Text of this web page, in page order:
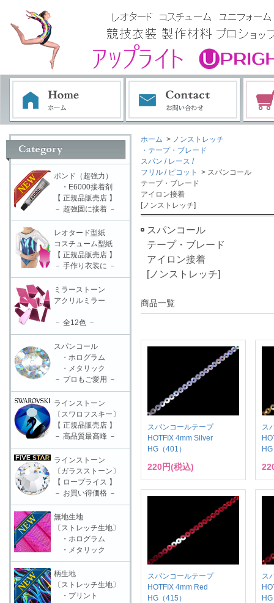
ホーム > ノンストレッチ
・テープ・ブレード
スパン / レース /
フリル / ピコット
> スパンコール
テープ・ブレード
アイロン接着
[ノンストレッチ]
スパンコール
テープ・ブレード
アイロン接着
[ノンストレッチ]
商品一覧
スパンコールテープ
HOTFIX 4mm Silver
HG（401）
220円(税込)
ス
スパンコールテープ
HOTFIX 4mm Red
HG（415）
ス
ボンド（超強力）
・E6000接着剤
【 正規品販売店 】
－ 超強固に接着 －
レオタード型紙
コスチューム型紙
【 正規品販売店 】
－ 手作り衣装に －
ミラーストーン
アクリルミラー
－ 全12色 －
スパンコール
・ホログラム
・メタリック
－ プロもご愛用 －
ラインストーン
〔スワロフスキー〕
【 正規品販売店 】
－ 高品質最高峰 －
ラインストーン
〔ガラスストーン〕
【 ロープライス 】
－ お買い得価格 －
無地生地
〔ストレッチ生地〕
・ホログラム
・メタリック
柄生地
〔ストレッチ生地〕
・プリント